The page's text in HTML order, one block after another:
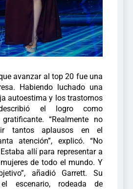
avanzar al top 20 fue una
Habiendo luchado una
autoestima y los trastornos
el logro como
“Realmente no
tantos aplausos en el
atención”, explicó. “No
allí para representar a
de todo el mundo. Y
añadió Garrett. Su
escenario, rodeada de